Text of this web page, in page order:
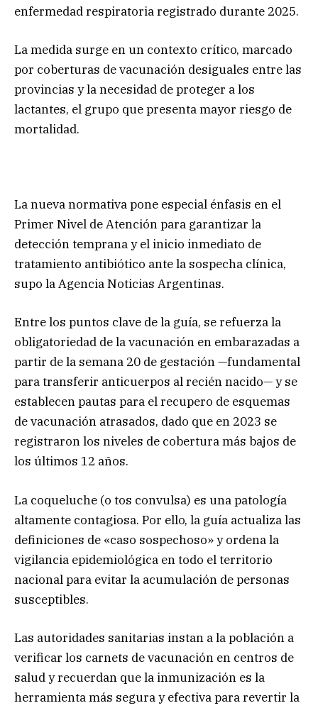
enfermedad respiratoria registrado durante 2025.
La medida surge en un contexto crítico, marcado
por coberturas de vacunación desiguales entre las
provincias y la necesidad de proteger a los
lactantes, el grupo que presenta mayor riesgo de
mortalidad.
La nueva normativa pone especial énfasis en el
Primer Nivel de Atención para garantizar la
detección temprana y el inicio inmediato de
tratamiento antibiótico ante la sospecha clínica,
supo la Agencia Noticias Argentinas.
Entre los puntos clave de la guía, se refuerza la
obligatoriedad de la vacunación en embarazadas a
partir de la semana 20 de gestación —fundamental
para transferir anticuerpos al recién nacido— y se
establecen pautas para el recupero de esquemas
de vacunación atrasados, dado que en 2023 se
registraron los niveles de cobertura más bajos de
los últimos 12 años.
La coqueluche (o tos convulsa) es una patología
altamente contagiosa. Por ello, la guía actualiza las
definiciones de «caso sospechoso» y ordena la
vigilancia epidemiológica en todo el territorio
nacional para evitar la acumulación de personas
susceptibles.
Las autoridades sanitarias instan a la población a
verificar los carnets de vacunación en centros de
salud y recuerdan que la inmunización es la
herramienta más segura y efectiva para revertir la